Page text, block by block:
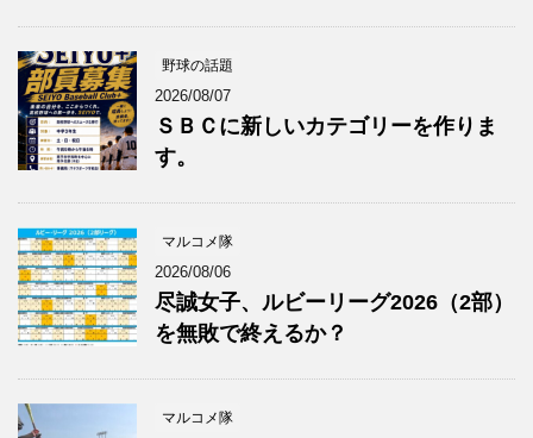
野球の話題
2026/08/07
ＳＢＣに新しいカテゴリーを作りま
す。
マルコメ隊
2026/08/06
尽誠女子、ルビーリーグ2026（2部）
を無敗で終えるか？
マルコメ隊